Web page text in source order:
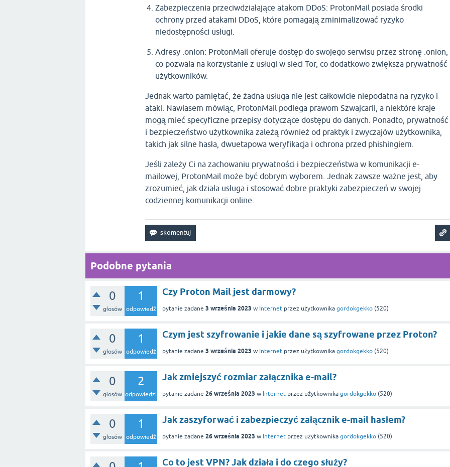
Zabezpieczenia przeciwdziałające atakom DDoS: ProtonMail posiada środki
ochrony przed atakami DDoS, które pomagają zminimalizować ryzyko
niedostępności usługi.
Adresy .onion: ProtonMail oferuje dostęp do swojego serwisu przez stronę .onion,
co pozwala na korzystanie z usługi w sieci Tor, co dodatkowo zwiększa prywatność
użytkowników.
Jednak warto pamiętać, że żadna usługa nie jest całkowicie niepodatna na ryzyko i
ataki. Nawiasem mówiąc, ProtonMail podlega prawom Szwajcarii, a niektóre kraje
mogą mieć specyficzne przepisy dotyczące dostępu do danych. Ponadto, prywatność
i bezpieczeństwo użytkownika zależą również od praktyk i zwyczajów użytkownika,
takich jak silne hasła, dwuetapowa weryfikacja i ochrona przed phishingiem.
Jeśli zależy Ci na zachowaniu prywatności i bezpieczeństwa w komunikacji e-
mailowej, ProtonMail może być dobrym wyborem. Jednak zawsze ważne jest, aby
zrozumieć, jak działa usługa i stosować dobre praktyki zabezpieczeń w swojej
codziennej komunikacji online.
Podobne pytania
0
głosów
1
odpowiedź
Czy Proton Mail jest darmowy?
pytanie zadane 3 września 2023 w Internet przez użytkownika gordokgekko (520)
0
głosów
1
odpowiedź
Czym jest szyfrowanie i jakie dane są szyfrowane przez Proton?
pytanie zadane 3 września 2023 w Internet przez użytkownika gordokgekko (520)
0
głosów
2
odpowiedzi
Jak zmiejszyć rozmiar załącznika e-mail?
pytanie zadane 26 września 2023 w Internet przez użytkownika gordokgekko (520)
0
głosów
1
odpowiedź
Jak zaszyforwać i zabezpieczyć załącznik e-mail hasłem?
pytanie zadane 26 września 2023 w Internet przez użytkownika gordokgekko (520)
Co to jest VPN? Jak działa i do czego służy?